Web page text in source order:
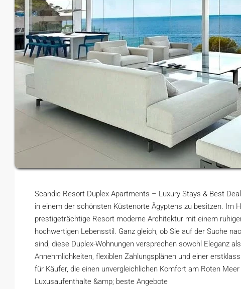
Scandic Resort Duplex Apartments – Luxury Stays & Best
in einem der schönsten Küstenorte Ägyptens zu besitzen. Im
prestigeträchtige Resort moderne Architektur mit einem
hochwertigen Lebensstil. Ganz gleich, ob Sie auf der Suche
sind, diese Duplex-Wohnungen versprechen sowohl Eleganz
Annehmlichkeiten, flexiblen Zahlungsplänen und einer
für Käufer, die einen unvergleichlichen Komfort am Roten
Luxusaufenthalte &amp; beste Angebote